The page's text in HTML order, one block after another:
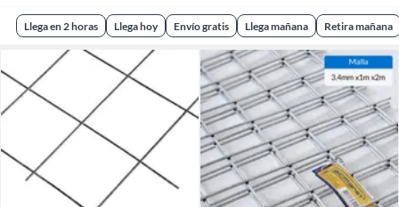
Llega en 2 horas Llega hoy Envío gratis Llega mañana Retira mañana